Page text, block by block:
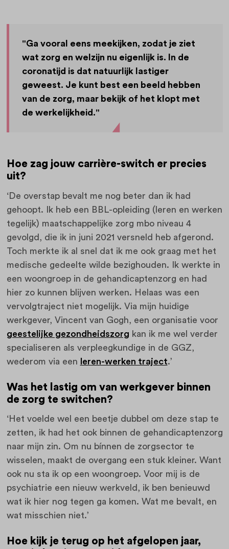
"Ga vooral eens meekijken, zodat je ziet
wat zorg en welzijn nu eigenlijk is. In de
coronatijd is dat natuurlijk lastiger
geweest. Je kunt best een beeld hebben
van de zorg, maar bekijk of het klopt met
de werkelijkheid."
Hoe zag jouw carrière-switch er precies
uit?
‘De overstap bevalt me nog beter dan ik had
gehoopt. Ik heb een BBL-opleiding (leren en werken
tegelijk) maatschappelijke zorg mbo niveau 4
gevolgd, die ik in juni 2021 versneld heb afgerond.
Toch merkte ik al snel dat ik me ook graag met het
medische gedeelte wilde bezighouden. Ik werkte in
een woongroep in de gehandicaptenzorg en had
hier zo kunnen blijven werken. Helaas was een
vervolgtraject niet mogelijk. Via mijn huidige
werkgever, Vincent van Gogh, een organisatie voor
geestelijke gezondheidszorg kan ik me wel verder
specialiseren als verpleegkundige in de GGZ,
wederom via een
leren-werken traject.’
Was het lastig om van werkgever binnen
de zorg te switchen?
‘Het voelde wel een beetje dubbel om deze stap te
zetten, ik had het ook binnen de gehandicaptenzorg
naar mijn zin. Om nu bínnen de zorgsector te
wisselen, maakt de overgang een stuk kleiner. Want
ook nu sta ik op een woongroep. Voor mij is de
psychiatrie een nieuw werkveld, ik ben benieuwd
wat ik hier nog tegen ga komen. Wat me bevalt, en
wat misschien niet.’
Hoe kijk je terug op het afgelopen jaar,